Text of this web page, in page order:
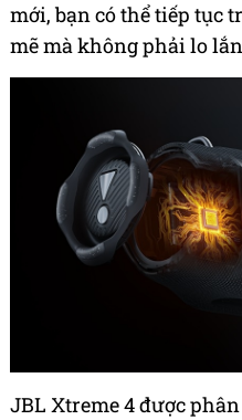
mới, bạn có thể tiếp tục
mẽ mà không phải lo
JBL Xtreme 4 được